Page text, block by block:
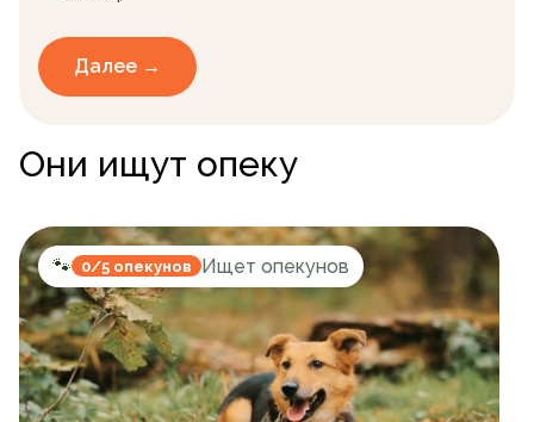
Далее →
Они ищут опеку
🐾 0/5 опекунов Ищет опекунов